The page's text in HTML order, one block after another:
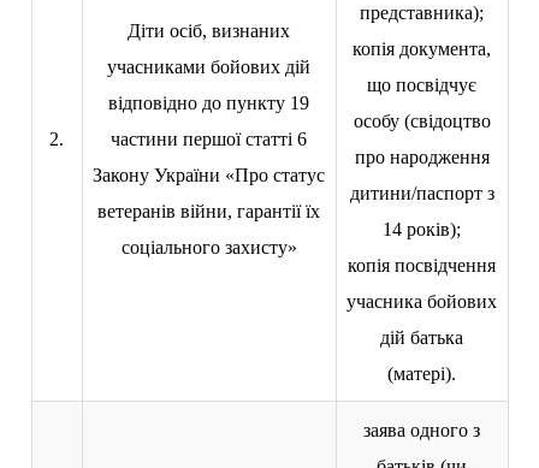
2.
Діти осіб, визнаних
учасниками бойових дій
відповідно до пункту 19
частини першої статті 6
Закону України «Про статус
ветеранів війни, гарантії їх
соціального захисту»
представника);
копія документа,
що посвідчує
особу (свідоцтво
про народження
дитини/паспорт з
14 років);
копія посвідчення
учасника бойових
дій батька
(матері).
заява одного з